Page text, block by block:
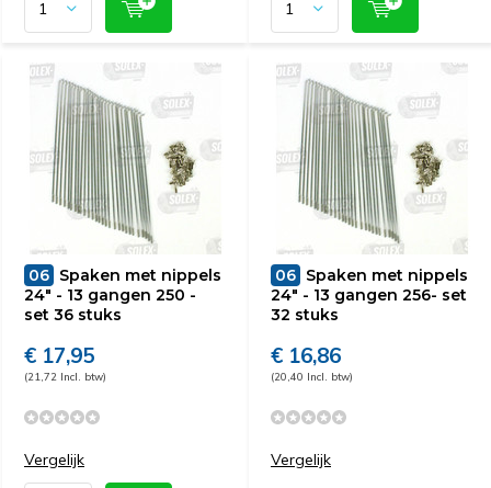
06 Spaken met nippels
24" - 13 gangen 250 -
set 36 stuks
€ 17,95
(21,72 Incl. btw)
Vergelijk
06 Spaken met nippels
24" - 13 gangen 256- set
32 stuks
€ 16,86
(20,40 Incl. btw)
Vergelijk